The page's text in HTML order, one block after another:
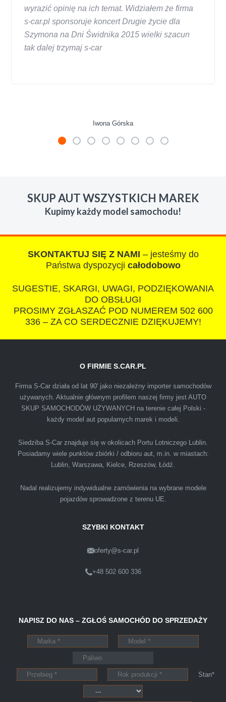
wyrazić opinię na ich temat. Widziałem że firma
s-car.pl sponsoruje koncert Drugie życie dla
Szymona na Dni Świdnika 2015 wielki szacun
tak dalej trzymaj s-car
Iwona Górska
roznym stanie i roznym wieku, za kazdym
razem z laweta ten sam przesympatyczny,
czlowiek. Doradzil telefonicznie, zaproponowal
rozsadna cene i od reki zalatwil sprawe. Jesli
nie chcecie natknac sie na spaslych
polecam s-car.pl
IZA
Polecam firmę s-car ze Świdnika. Dawno nie
podejściem. Szybko, sprawnie, w miłej
atmosferze. Nie wiedziałem, że sprzedaż
samochodu może być załatwiona tak
warunkach finansowych.
Lublin
Pewnego dnia Rozmawialem z kolega na
Powiedział że sprzedał ostatnio swojego
Peugeota dwie godziny po telefonie do skupu
aut s-car.pl. Zadzwoniłem pod nr tel 703 403
025 po ok trzech godzinach przyjechało dwóch
młodych kulturalnych panów przy kawie w
SKUP AUT WSZYSTKICH MAREK
Kupimy każdy model samochodu!
SKONTAKTUJ SIĘ Z NAMI – jesteśmy do
Państwa dyspozycji całodobowo
SUGESTIE, SKARGI, UWAGI, PODZIĘKOWANIA
DO OBSŁUGI
PROSIMY ZGŁASZAĆ POD NUMEREM 502 600
336 – ZA CO SERDECZNIE DZIĘKUJEMY!
O FIRMIE S.CAR.PL
Firma S-Car działa od lat 90' jako niezależny importer samochodów
używanych. Aktualnie głównym profilem naszej firmy jest AUTO
SKUP SAMOCHODÓW UŻYWANYCH na terenie całej Polski -
każdy model aut popularnych marek i modeli.
Siedziba S-Car znajduje się w okolicach Portu Lotniczego Lublin.
Posiadamy wiele punktów zbiórki / odbioru aut, m.in. w miastach:
Lublin, Warszawa, Kielce, Rzeszów, Łódź.
Nadal realizujemy indywidualne zamówienia na wybrane modele
pojazdów sprowadzone z terenu UE.
SZYBKI KONTAKT
oferty@s-car.pl
+48 502 600 336
NAPISZ DO NAS – ZGŁOŚ SAMOCHÓD DO SPRZEDAŻY
Stan*